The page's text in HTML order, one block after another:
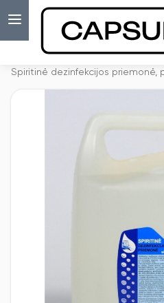
Spiritinė dezinfekcijos priemonė,